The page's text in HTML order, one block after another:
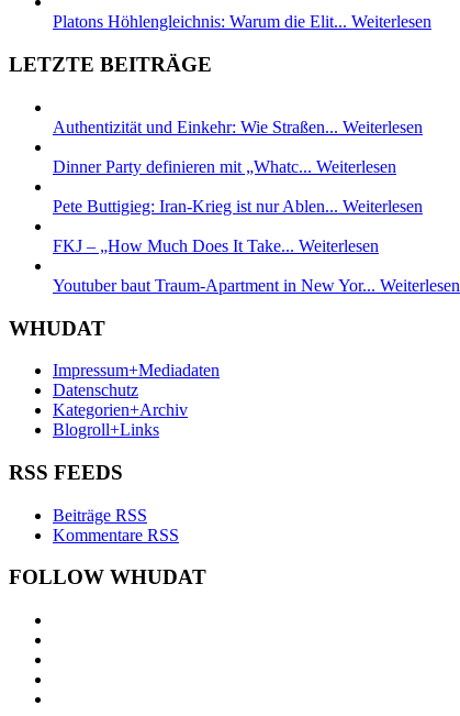
Platons Höhlengleichnis: Warum die Elit... Weiterlesen
LETZTE BEITRÄGE
Authentizität und Einkehr: Wie Straßen... Weiterlesen
Dinner Party definieren mit „Whatc... Weiterlesen
Pete Buttigieg: Iran-Krieg ist nur Ablen... Weiterlesen
FKJ – „How Much Does It Take... Weiterlesen
Youtuber baut Traum-Apartment in New Yor... Weiterlesen
WHUDAT
Impressum+Mediadaten
Datenschutz
Kategorien+Archiv
Blogroll+Links
RSS FEEDS
Beiträge RSS
Kommentare RSS
FOLLOW WHUDAT